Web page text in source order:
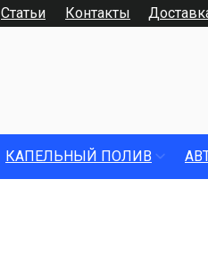
Контакты
Статьи
КАПЕЛЬНЫЙ ПОЛИВ